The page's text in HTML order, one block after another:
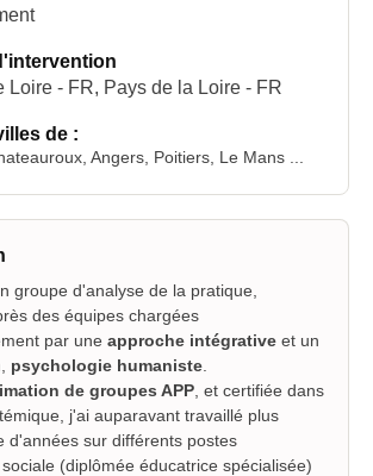
Loire - FR, Pays de la Loire - FR
de :
Angers, Poitiers, Le Mans ...
groupe d'analyse de la pratique,
des équipes chargées
par une approche intégrative et un
psychologie humaniste
de groupes APP , et certifiée dans
j'ai auparavant travaillé plus
d'années sur différents postes
(diplômée éducatrice spécialisée)